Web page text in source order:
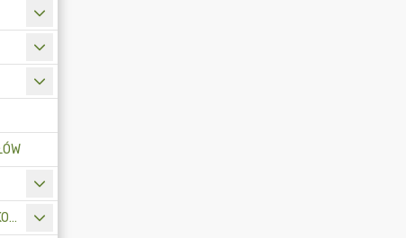
MŁODZIEŻOWA RADA MIEJSKA MIKOŁOWA